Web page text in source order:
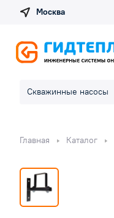
Москва
Скважинные насосы
Главная Каталог